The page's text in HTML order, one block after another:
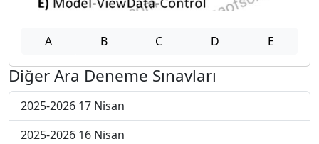
A B C D E
Diğer Ara Deneme Sınavları
2025-2026 17 Nisan
2025-2026 16 Nisan